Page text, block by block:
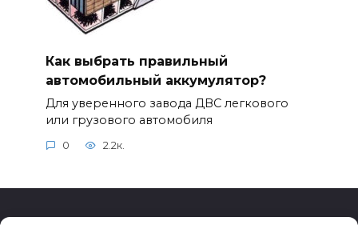
Как выбрать правильный
автомобильный аккумулятор?
Для уверенного завода ДВС легкового
или грузового автомобиля
0 2.2к.